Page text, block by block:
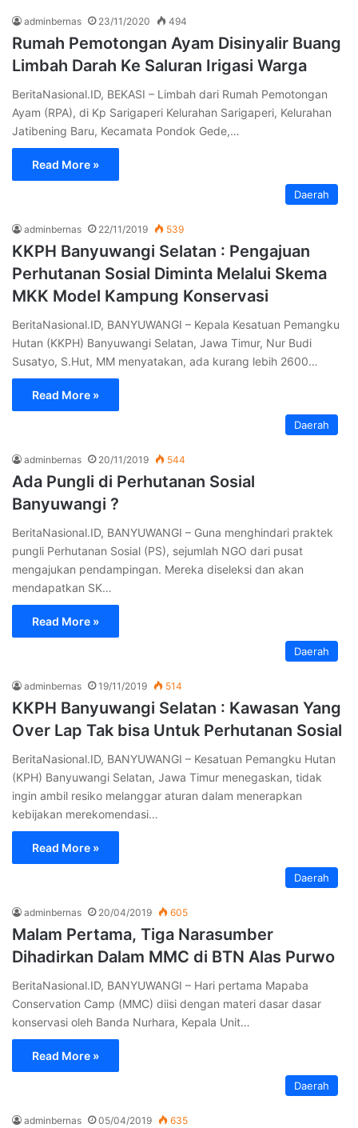
adminbernas 23/11/2020 494
Rumah Pemotongan Ayam Disinyalir Buang
Limbah Darah Ke Saluran Irigasi Warga
BeritaNasional.ID, BEKASI – Limbah dari Rumah Pemotongan
Ayam (RPA), di Kp Sarigaperi Kelurahan Sarigaperi, Kelurahan
Jatibening Baru, Kecamata Pondok Gede,…
Read More »
Daerah
adminbernas 22/11/2019 539
KKPH Banyuwangi Selatan : Pengajuan
Perhutanan Sosial Diminta Melalui Skema
MKK Model Kampung Konservasi
BeritaNasional.ID, BANYUWANGI – Kepala Kesatuan Pemangku
Hutan (KKPH) Banyuwangi Selatan, Jawa Timur, Nur Budi
Susatyo, S.Hut, MM menyatakan, ada kurang lebih 2600…
Read More »
Daerah
adminbernas 20/11/2019 544
Ada Pungli di Perhutanan Sosial
Banyuwangi ?
BeritaNasional.ID, BANYUWANGI – Guna menghindari praktek
pungli Perhutanan Sosial (PS), sejumlah NGO dari pusat
mengajukan pendampingan. Mereka diseleksi dan akan
mendapatkan SK…
Read More »
Daerah
adminbernas 19/11/2019 514
KKPH Banyuwangi Selatan : Kawasan Yang
Over Lap Tak bisa Untuk Perhutanan Sosial
BeritaNasional.ID, BANYUWANGI – Kesatuan Pemangku Hutan
(KPH) Banyuwangi Selatan, Jawa Timur menegaskan, tidak
ingin ambil resiko melanggar aturan dalam menerapkan
kebijakan merekomendasi…
Read More »
Daerah
adminbernas 20/04/2019 605
Malam Pertama, Tiga Narasumber
Dihadirkan Dalam MMC di BTN Alas Purwo
BeritaNasional.ID, BANYUWANGI – Hari pertama Mapaba
Conservation Camp (MMC) diisi dengan materi dasar dasar
konservasi oleh Banda Nurhara, Kepala Unit…
Read More »
Daerah
adminbernas 05/04/2019 635